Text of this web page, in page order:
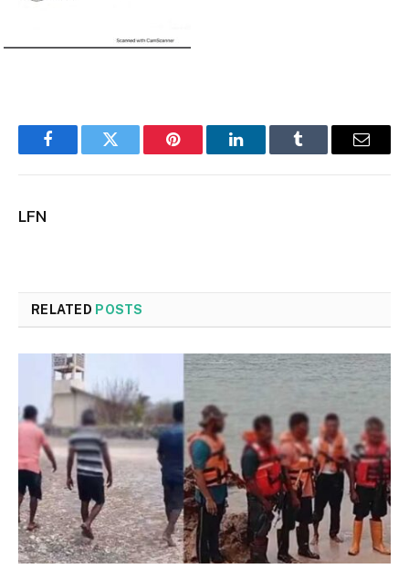
FacebookTwitter Pinterest LinkedInTumblr Email
LFN
RELATED POSTS